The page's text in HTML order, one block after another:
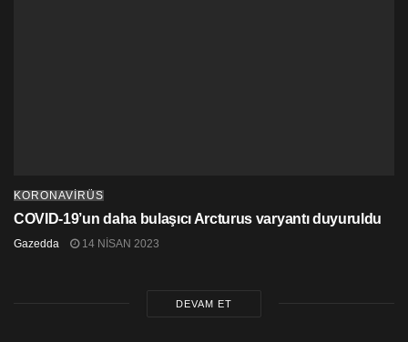
KORONAVİRÜS
COVID-19’un daha bulaşıcı Arcturus varyantı duyuruldu
Gazedda 14 NISAN 2023
DEVAM ET